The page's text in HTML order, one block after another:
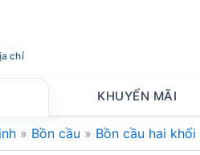
chỉ
KHUYẾN MÃI
» Bồn cầu » Bồn cầu hai khối